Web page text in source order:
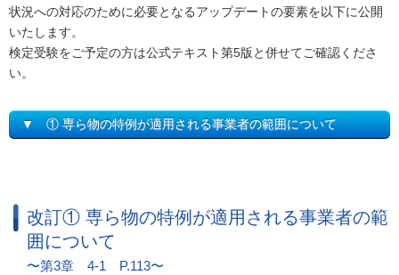
状況への対応のために必要となるアップデートの要素を以下に公開
いたします。
検定受験をご予定の方は公式テキスト第5版と併せてご確認くださ
い。
▼ ① 専ら物の特例が適用される事業者の範囲について
改訂① 専ら物の特例が適用される事業者の範
囲について
第3章 4-1 P.113